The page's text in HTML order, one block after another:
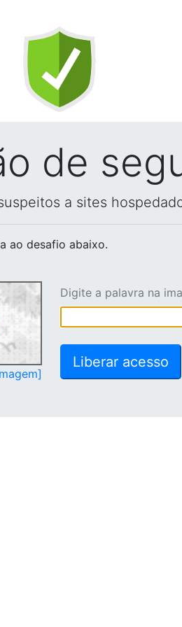
de
a sites
ao desafio abaixo.
Digite a palavra na